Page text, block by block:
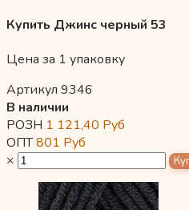
Купить Джинс черный 53
Цена за 1 упаковку
Артикул 9346
В наличии
РОЗН 1 121,40 Руб
ОПТ801 Руб
×